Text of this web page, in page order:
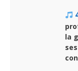
la